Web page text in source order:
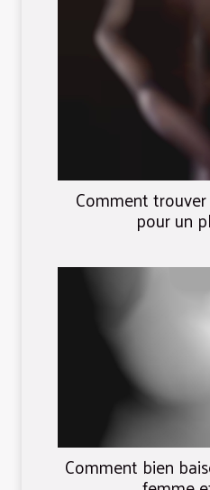
Comment
pour un
Comment bien